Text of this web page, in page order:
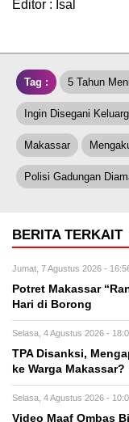
Editor : Isal
Tag : 5 Tahun
Ingin Disegani
Makassar
Polisi Gadungan
BERITA TERKAIT
Jumat, 7 Agustus 2026 -
Potret Makassar
Hari di Borong
Selasa, 4 Agustus 2026 -
TPA Disanksi,
ke Warga Makassar?
Selasa, 4 Agustus 2026 -
Video Maaf Ombas